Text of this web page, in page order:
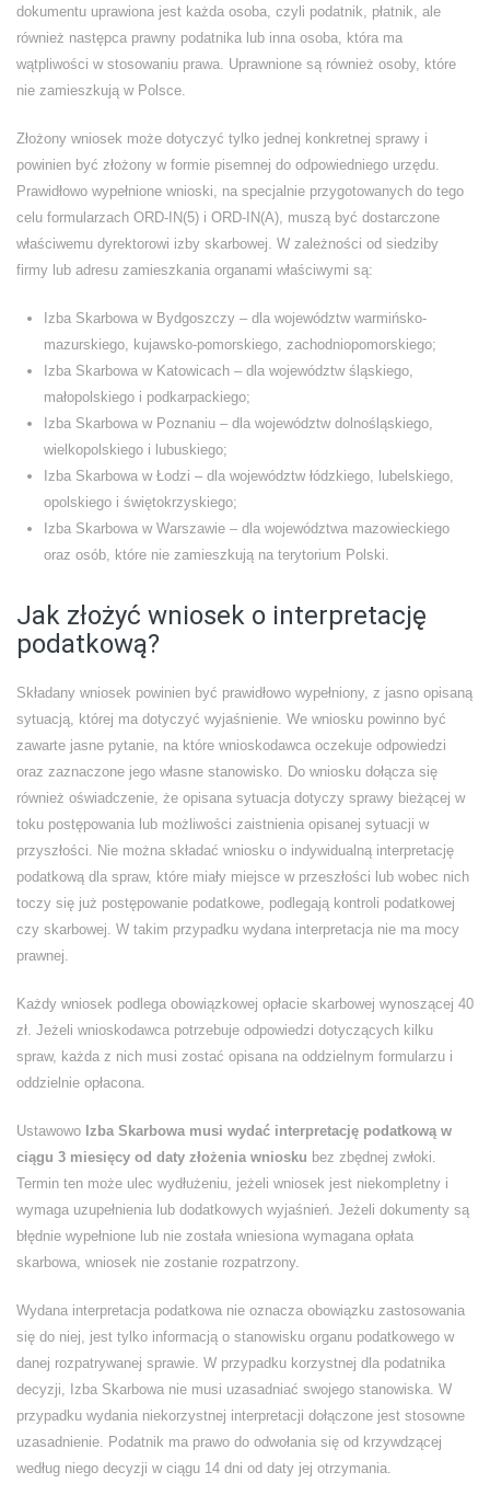
dokumentu uprawiona jest każda osoba, czyli podatnik, płatnik, ale
również następca prawny podatnika lub inna osoba, która ma
wątpliwości w stosowaniu prawa. Uprawnione są również osoby, które
nie zamieszkują w Polsce.
Złożony wniosek może dotyczyć tylko jednej konkretnej sprawy i
powinien być złożony w formie pisemnej do odpowiedniego urzędu.
Prawidłowo wypełnione wnioski, na specjalnie przygotowanych do tego
celu formularzach ORD-IN(5) i ORD-IN(A), muszą być dostarczone
właściwemu dyrektorowi izby skarbowej. W zależności od siedziby
firmy lub adresu zamieszkania organami właściwymi są:
Izba Skarbowa w Bydgoszczy – dla województw warmińsko-
mazurskiego, kujawsko-pomorskiego, zachodniopomorskiego;
Izba Skarbowa w Katowicach – dla województw śląskiego,
małopolskiego i podkarpackiego;
Izba Skarbowa w Poznaniu – dla województw dolnośląskiego,
wielkopolskiego i lubuskiego;
Izba Skarbowa w Łodzi – dla województw łódzkiego, lubelskiego,
opolskiego i świętokrzyskiego;
Izba Skarbowa w Warszawie – dla województwa mazowieckiego
oraz osób, które nie zamieszkują na terytorium Polski.
Jak złożyć wniosek o interpretację
podatkową?
Składany wniosek powinien być prawidłowo wypełniony, z jasno opisaną
sytuacją, której ma dotyczyć wyjaśnienie. We wniosku powinno być
zawarte jasne pytanie, na które wnioskodawca oczekuje odpowiedzi
oraz zaznaczone jego własne stanowisko. Do wniosku dołącza się
również oświadczenie, że opisana sytuacja dotyczy sprawy bieżącej w
toku postępowania lub możliwości zaistnienia opisanej sytuacji w
przyszłości. Nie można składać wniosku o indywidualną interpretację
podatkową dla spraw, które miały miejsce w przeszłości lub wobec nich
toczy się już postępowanie podatkowe, podlegają kontroli podatkowej
czy skarbowej. W takim przypadku wydana interpretacja nie ma mocy
prawnej.
Każdy wniosek podlega obowiązkowej opłacie skarbowej wynoszącej 40
zł. Jeżeli wnioskodawca potrzebuje odpowiedzi dotyczących kilku
spraw, każda z nich musi zostać opisana na oddzielnym formularzu i
oddzielnie opłacona.
Ustawowo Izba Skarbowa musi wydać interpretację podatkową w
ciągu 3 miesięcy od daty złożenia wniosku bez zbędnej zwłoki.
Termin ten może ulec wydłużeniu, jeżeli wniosek jest niekompletny i
wymaga uzupełnienia lub dodatkowych wyjaśnień. Jeżeli dokumenty są
błędnie wypełnione lub nie została wniesiona wymagana opłata
skarbowa, wniosek nie zostanie rozpatrzony.
Wydana interpretacja podatkowa nie oznacza obowiązku zastosowania
się do niej, jest tylko informacją o stanowisku organu podatkowego w
danej rozpatrywanej sprawie. W przypadku korzystnej dla podatnika
decyzji, Izba Skarbowa nie musi uzasadniać swojego stanowiska. W
przypadku wydania niekorzystnej interpretacji dołączone jest stosowne
uzasadnienie. Podatnik ma prawo do odwołania się od krzywdzącej
według niego decyzji w ciągu 14 dni od daty jej otrzymania.